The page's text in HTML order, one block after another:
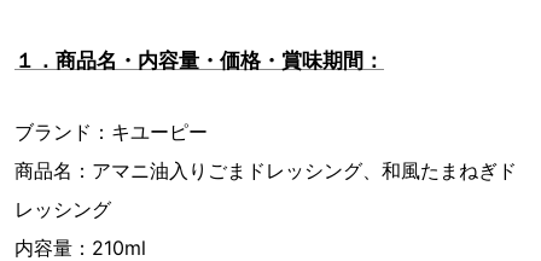
１．商品名・内容量・価格・賞味期間：
ブランド：キユーピー
商品名：アマニ油入りごまドレッシング、和風たまねぎド
レッシング
内容量：210ml